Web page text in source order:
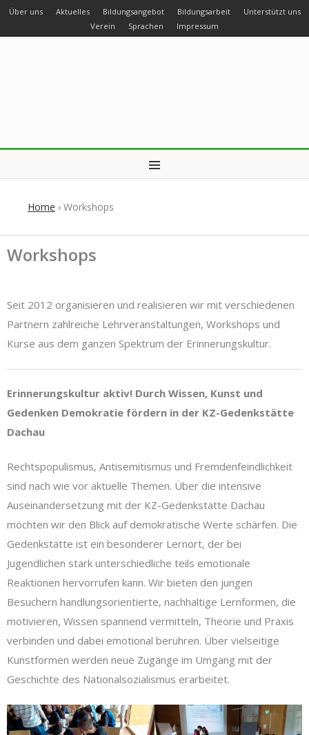
Über uns Aktuelles Bildungsangebot Bildungsarbeit
Unterstützt uns
Verein
Sprachen Impressum
MENU
Home › Workshops
Workshops
Seit 2012 organisieren und realisieren wir mit verschiedenen
Partnern zahlreiche Lehrveranstaltungen, Workshops und
Kurse aus dem ganzen Spektrum der Erinnerungskultur.
Erinnerungskultur aktiv! Durch Wissen, Kunst und
Gedenken Demokratie fördern in der KZ-Gedenkstätte
Dachau
Rechtspopulismus, Antisemitismus und Fremdenfeindlichkeit
sind nach wie vor aktuelle Themen. Über die intensive
Auseinandersetzung mit der KZ-Gedenkstätte Dachau
möchten wir den Blick auf demokratische Werte schärfen. Die
Gedenkstätte ist ein besonderer Lernort, der bei
Jugendlichen stark unterschiedliche teils emotionale
Reaktionen hervorrufen kann. Wir bieten den jungen
Besuchern handlungsorientierte, nachhaltige Lernformen, die
motivieren, Wissen spannend vermitteln, Theorie und Praxis
verbinden und dabei emotional berühren. Über vielseitige
Kunstformen werden neue Zugänge im Umgang mit der
Geschichte des Nationalsozialismus erarbeitet.